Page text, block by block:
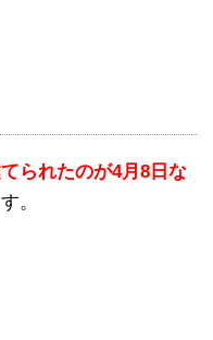
られたのが4月8日な
。